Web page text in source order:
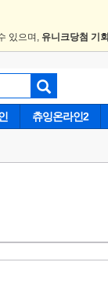
있으며, 유니크당첨 기회
츄잉온라인2